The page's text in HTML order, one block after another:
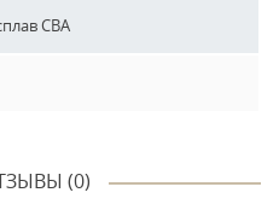
CBA
(0)